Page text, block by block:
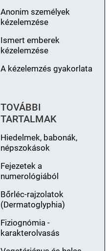
Anonim személyek
kézelemzése
Ismert emberek
kézelemzése
A kézelemzés gyakorlata
TOVÁBBI
TARTALMAK
Hiedelmek, babonák,
népszokások
Fejezetek a
numerológiából
Bőrléc-rajzolatok
(Dermatoglyphia)
Fiziognómia -
karakterolvasás